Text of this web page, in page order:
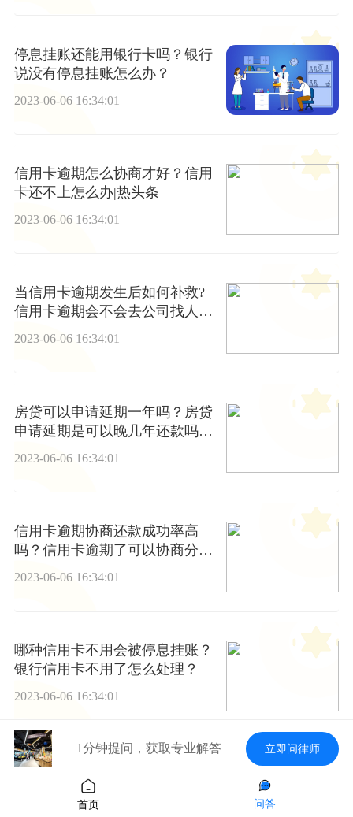
停息挂账还能用银行卡吗？银行
说没有停息挂账怎么办？
2023-06-06 16:34:01
信用卡逾期怎么协商才好？信用
卡还不上怎么办|热头条
2023-06-06 16:34:01
当信用卡逾期发生后如何补救?
信用卡逾期会不会去公司找人后
果严重吗？
2023-06-06 16:34:01
房贷可以申请延期一年吗？房贷
申请延期是可以晚几年还款吗？
2023-06-06 16:34:01
信用卡逾期协商还款成功率高
吗？信用卡逾期了可以协商分期
还吗
2023-06-06 16:34:01
哪种信用卡不用会被停息挂账？
银行信用卡不用了怎么处理？
2023-06-06 16:34:01
信用卡逾期9000被起诉怎么处
理？信用卡欠4000不还会怎么
样？ 全球快讯
1分钟提问，获取专业解答 立即问律师
首页 问答